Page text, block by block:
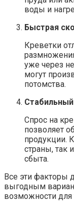
воды и
Быстрая
Креветки
уже через
могут
потомства.
Спрос на
позволяет
продукции.
страны, так
сбыта.
Все эти факторы
выгодным
возможности для